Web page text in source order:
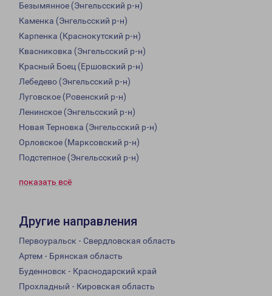
Безымянное (Энгельсский р-н)
Каменка (Энгельсский р-н)
Карпенка (Краснокутский р-н)
Квасниковка (Энгельсский р-н)
Красный Боец (Ершовский р-н)
Лебедево (Энгельсский р-н)
Луговское (Ровенский р-н)
Ленинское (Энгельсский р-н)
Новая Терновка (Энгельсский р-н)
Орловское (Марксовский р-н)
Подстепное (Энгельсский р-н)
показать всё
Другие направления
Первоуральск - Свердловская область
Артем - Брянская область
Буденновск - Краснодарский край
Прохладный - Кировская область